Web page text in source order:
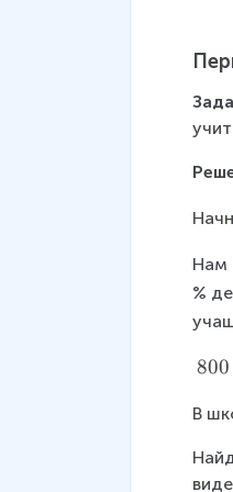
Нам
%
8
0
c
800
В